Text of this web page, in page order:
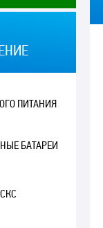
ПИТАНИЯ
БАТАРЕИ